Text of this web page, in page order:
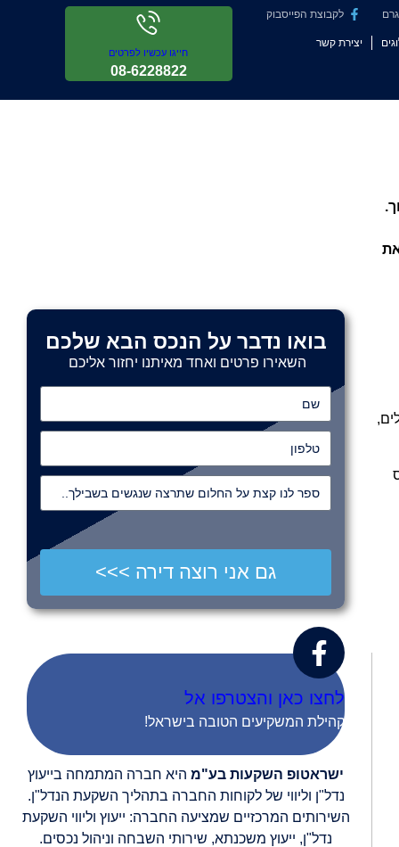
לקבוצת הפייסבוק
יצירת קשר
חייגו עכשיו לפרטים
08-6228822
בואו נדבר על הנכס הבא שלכם
השאירו פרטים ואחד מאיתנו יחזור אליכם
שם
טלפון
ספר לנו קצת על החלום שתרצה שנגשים בשבילך..
גם אני רוצה דירה >>>
לחצו כאן והצטרפו אל
קהילת המשקיעים הטובה בישראל!
ישראטופ השקעות בע"מהיא חברה המתמחה בייעוץ
נדל"ן וליווי של לקוחות החברה בתהליך השקעת הנדל"ן.
השירותים המרכזיים שמציעה החברה: ייעוץ וליווי השקעת
נדל"ן, ייעוץ משכנתא, שירותי השבחה וניהול נכסים.